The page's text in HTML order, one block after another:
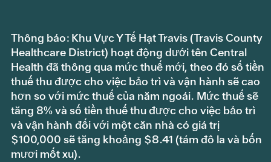
Thông báo: Khu Vực Y Tế Hạt Travis (Travis County
Healthcare District) hoạt động dưới tên Central
Health đã thông qua mức thuế mới, theo đó số tiền
thuế thu được cho việc bảo trì và vận hành sẽ cao
hơn so với mức thuế của năm ngoái. Mức thuế sẽ
tăng 8% và số tiền thuế thu được cho việc bảo trì
và vận hành đối với một căn nhà có giá trị
$100,000 sẽ tăng khoảng $8.41 (tám đô la và bốn
mươi mốt xu).